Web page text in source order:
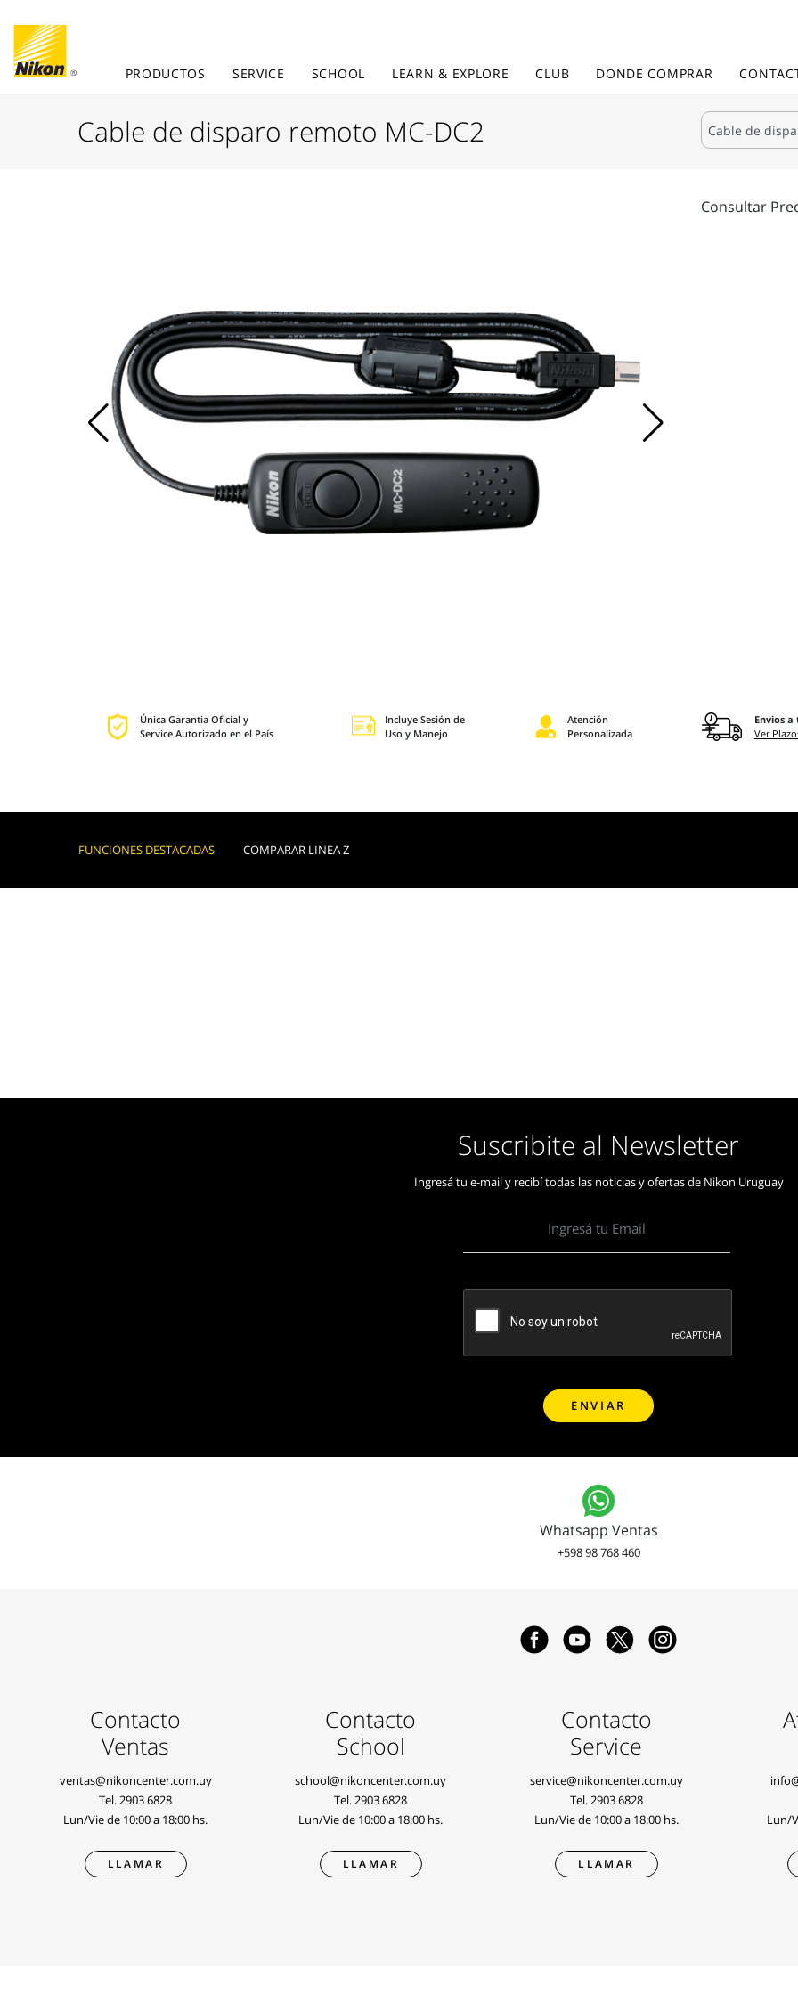
PRODUCTOS SERVICE SCHOOL LEARN & EXPLORE CLUB DONDE COMPRAR
Cable de disparo remoto MC-DC2
Consultar
Única Garantia Oficial y
Service Autorizado en el País
Incluye Sesión de
Uso y Manejo
Atención
Personalizada
Envios
Ver
FUNCIONES DESTACADAS COMPARAR LINEA Z
Suscribite al Newsletter
Ingresá tu e-mail y recibí todas las noticias y ofertas de Nikon Uruguay
Whatsapp Ventas
+598 98 768 460
Contacto
Ventas
ventas@nikoncenter.com.uy
Tel. 2903 6828
Lun/Vie de 10:00 a 18:00 hs.
LLAMAR
Contacto
School
school@nikoncenter.com.uy
Tel. 2903 6828
Lun/Vie de 10:00 a 18:00 hs.
LLAMAR
Contacto
Service
service@nikoncenter.com.uy
Tel. 2903 6828
Lun/Vie de 10:00 a 18:00 hs.
LLAMAR
Lun/